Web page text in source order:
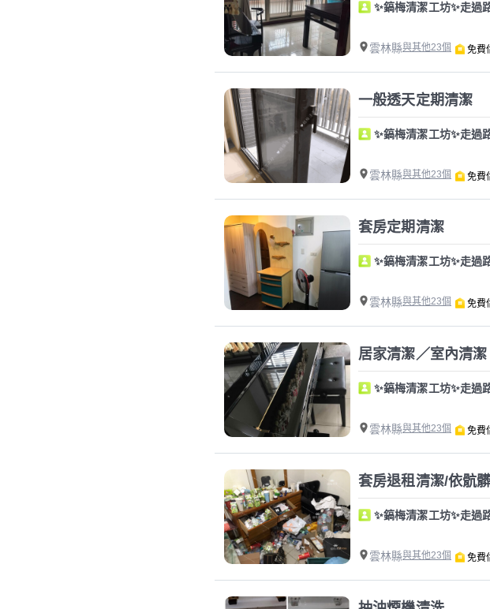
✨鎬梅清潔工坊✨走過
雲林縣與其他23個 免費
一般透天定期清潔
✨鎬梅清潔工坊✨走過
雲林縣與其他23個 免費
套房定期清潔
✨鎬梅清潔工坊✨走過
雲林縣與其他23個 免費
居家清潔／室內清
✨鎬梅清潔工坊✨走過
雲林縣與其他23個 免費
套房退租清潔/依骯
✨鎬梅清潔工坊✨走過
雲林縣與其他23個 免費